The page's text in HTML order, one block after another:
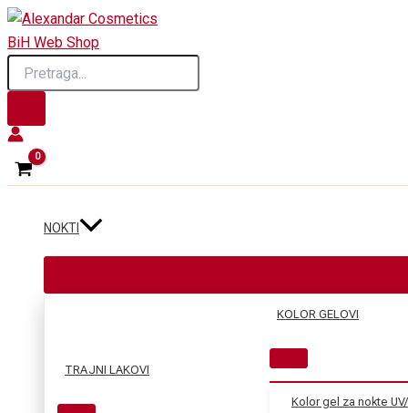
Skip
to
content
Products
search
NOKTI
TRAJNI LAKOVI
KOLOR GELOVI
Kolor gel za nokte